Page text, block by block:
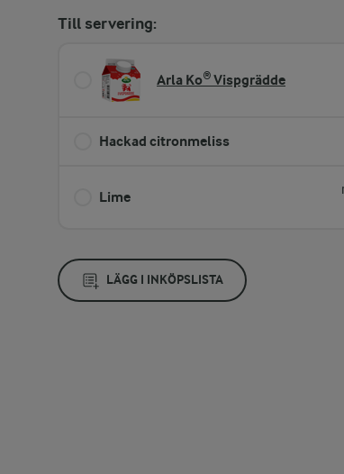
Till servering:
Arla Ko® Vispgrädde
Hackad citronmeliss
Lime
LÄGG I INKÖPSLISTA